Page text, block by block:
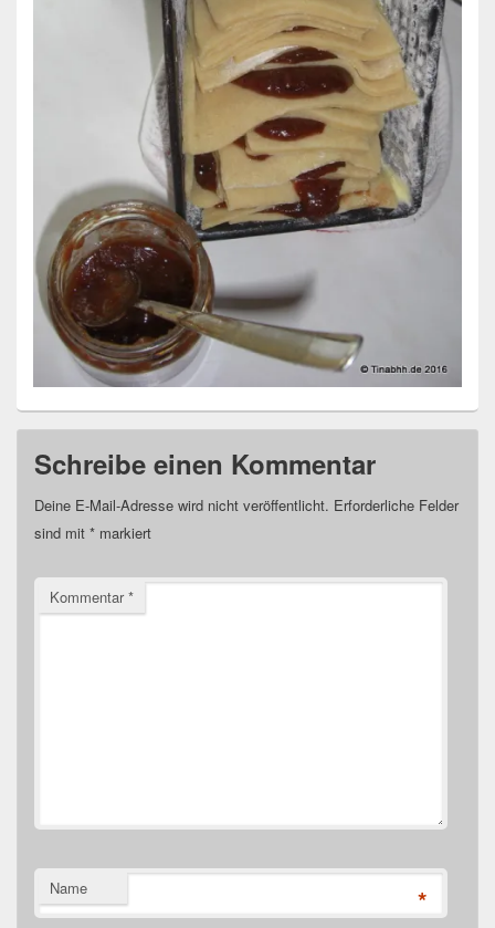
Schreibe einen Kommentar
Deine E-Mail-Adresse wird nicht veröffentlicht. Erforderliche Felder
sind mit * markiert
Kommentar*
Name *